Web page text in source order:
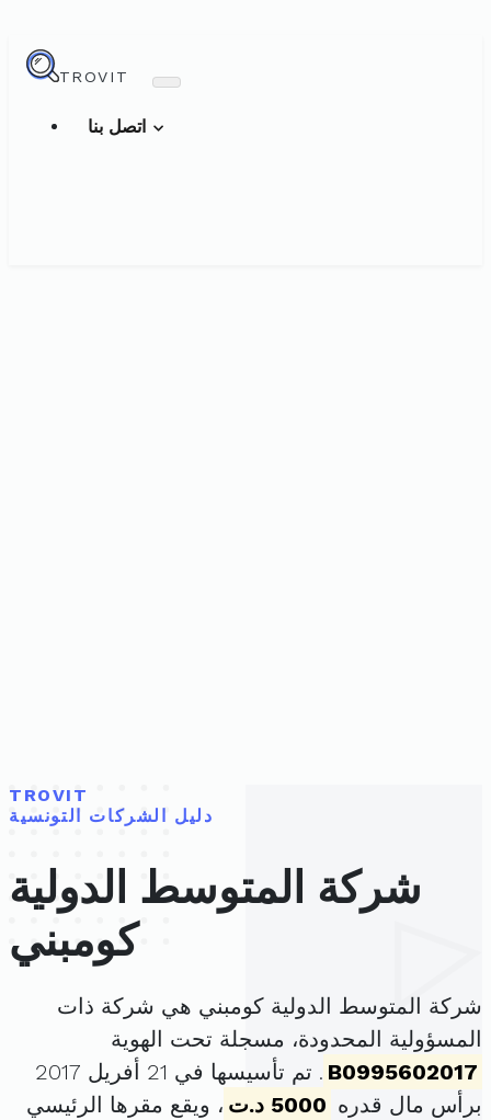
TROVIT
TROVIT
دليل الشركات التونسية
شركة المتوسط الدولية
كومبني
شركة المتوسط الدولية كومبني هي شركة ذات
المسؤولية المحدودة، مسجلة تحت الهوية
B0995602017
. تم تأسيسها في 21 أفريل 2017
برأس مال قدره 5000 د.ت
، ويقع مقرها الرئيسي